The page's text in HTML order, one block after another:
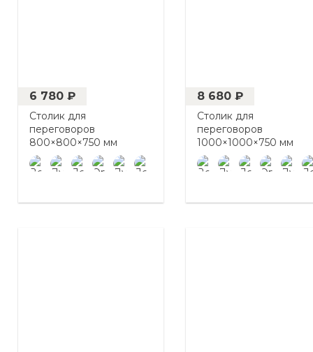
6 780 ₽
Столик для
переговоров
800×800×750 мм
8 680 ₽
Столик для
переговоров
1000×1000×750 мм